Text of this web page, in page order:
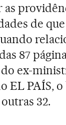
as
de
87
ex-
EL PAÍS, o
32.